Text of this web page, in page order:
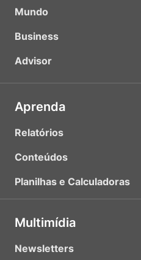
Mundo
Business
Advisor
Aprenda
Relatórios
Conteúdos
Planilhas e Calculadoras
Multimídia
Newsletters